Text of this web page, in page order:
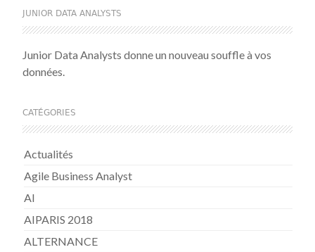
JUNIOR DATA ANALYSTS
Junior Data Analysts donne un nouveau souffle à vos
données.
CATÉGORIES
Actualités
Agile Business Analyst
AI
AIPARIS 2018
ALTERNANCE